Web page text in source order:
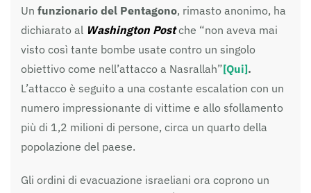
Un funzionario del Pentagono, rimasto anonimo, ha
dichiarato al Washington Postche “non aveva mai
visto così tante bombe usate contro un singolo
obiettivo come nell’attacco a Nasrallah”[Qui].
L’attacco è seguito a una costante escalation con un
numero impressionante di vittime e allo sfollamento
più di 1,2 milioni di persone, circa un quarto della
popolazione del paese.
Gli ordini di evacuazione israeliani ora coprono un